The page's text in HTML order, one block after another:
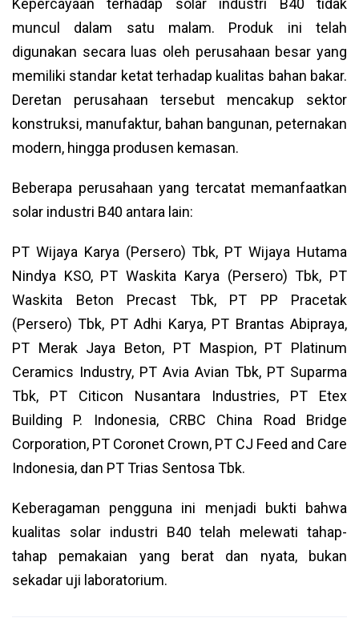
Kepercayaan terhadap solar industri B40 tidak
muncul dalam satu malam. Produk ini telah
digunakan secara luas oleh perusahaan besar yang
memiliki standar ketat terhadap kualitas bahan bakar.
Deretan perusahaan tersebut mencakup sektor
konstruksi, manufaktur, bahan bangunan, peternakan
modern, hingga produsen kemasan.
Beberapa perusahaan yang tercatat memanfaatkan
solar industri B40 antara lain:
PT Wijaya Karya (Persero) Tbk, PT Wijaya Hutama
Nindya KSO, PT Waskita Karya (Persero) Tbk, PT
Waskita Beton Precast Tbk, PT PP Pracetak
(Persero) Tbk, PT Adhi Karya, PT Brantas Abipraya,
PT Merak Jaya Beton, PT Maspion, PT Platinum
Ceramics Industry, PT Avia Avian Tbk, PT Suparma
Tbk, PT Citicon Nusantara Industries, PT Etex
Building P. Indonesia, CRBC China Road Bridge
Corporation, PT Coronet Crown, PT CJ Feed and Care
Indonesia, dan PT Trias Sentosa Tbk.
Keberagaman pengguna ini menjadi bukti bahwa
kualitas solar industri B40 telah melewati tahap-
tahap pemakaian yang berat dan nyata, bukan
sekadar uji laboratorium.